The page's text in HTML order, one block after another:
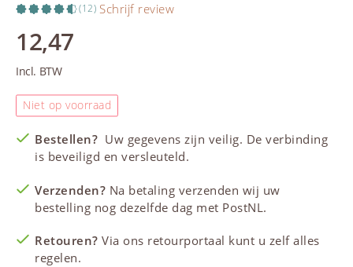
(12) Schrijf review
12,47
Incl. BTW
Niet op voorraad
Bestellen? Uw gegevens zijn veilig. De verbinding
is beveiligd en versleuteld.
Verzenden? Na betaling verzenden wij uw
bestelling nog dezelfde dag met PostNL.
Retouren? Via ons retourportaal kunt u zelf alles
regelen.